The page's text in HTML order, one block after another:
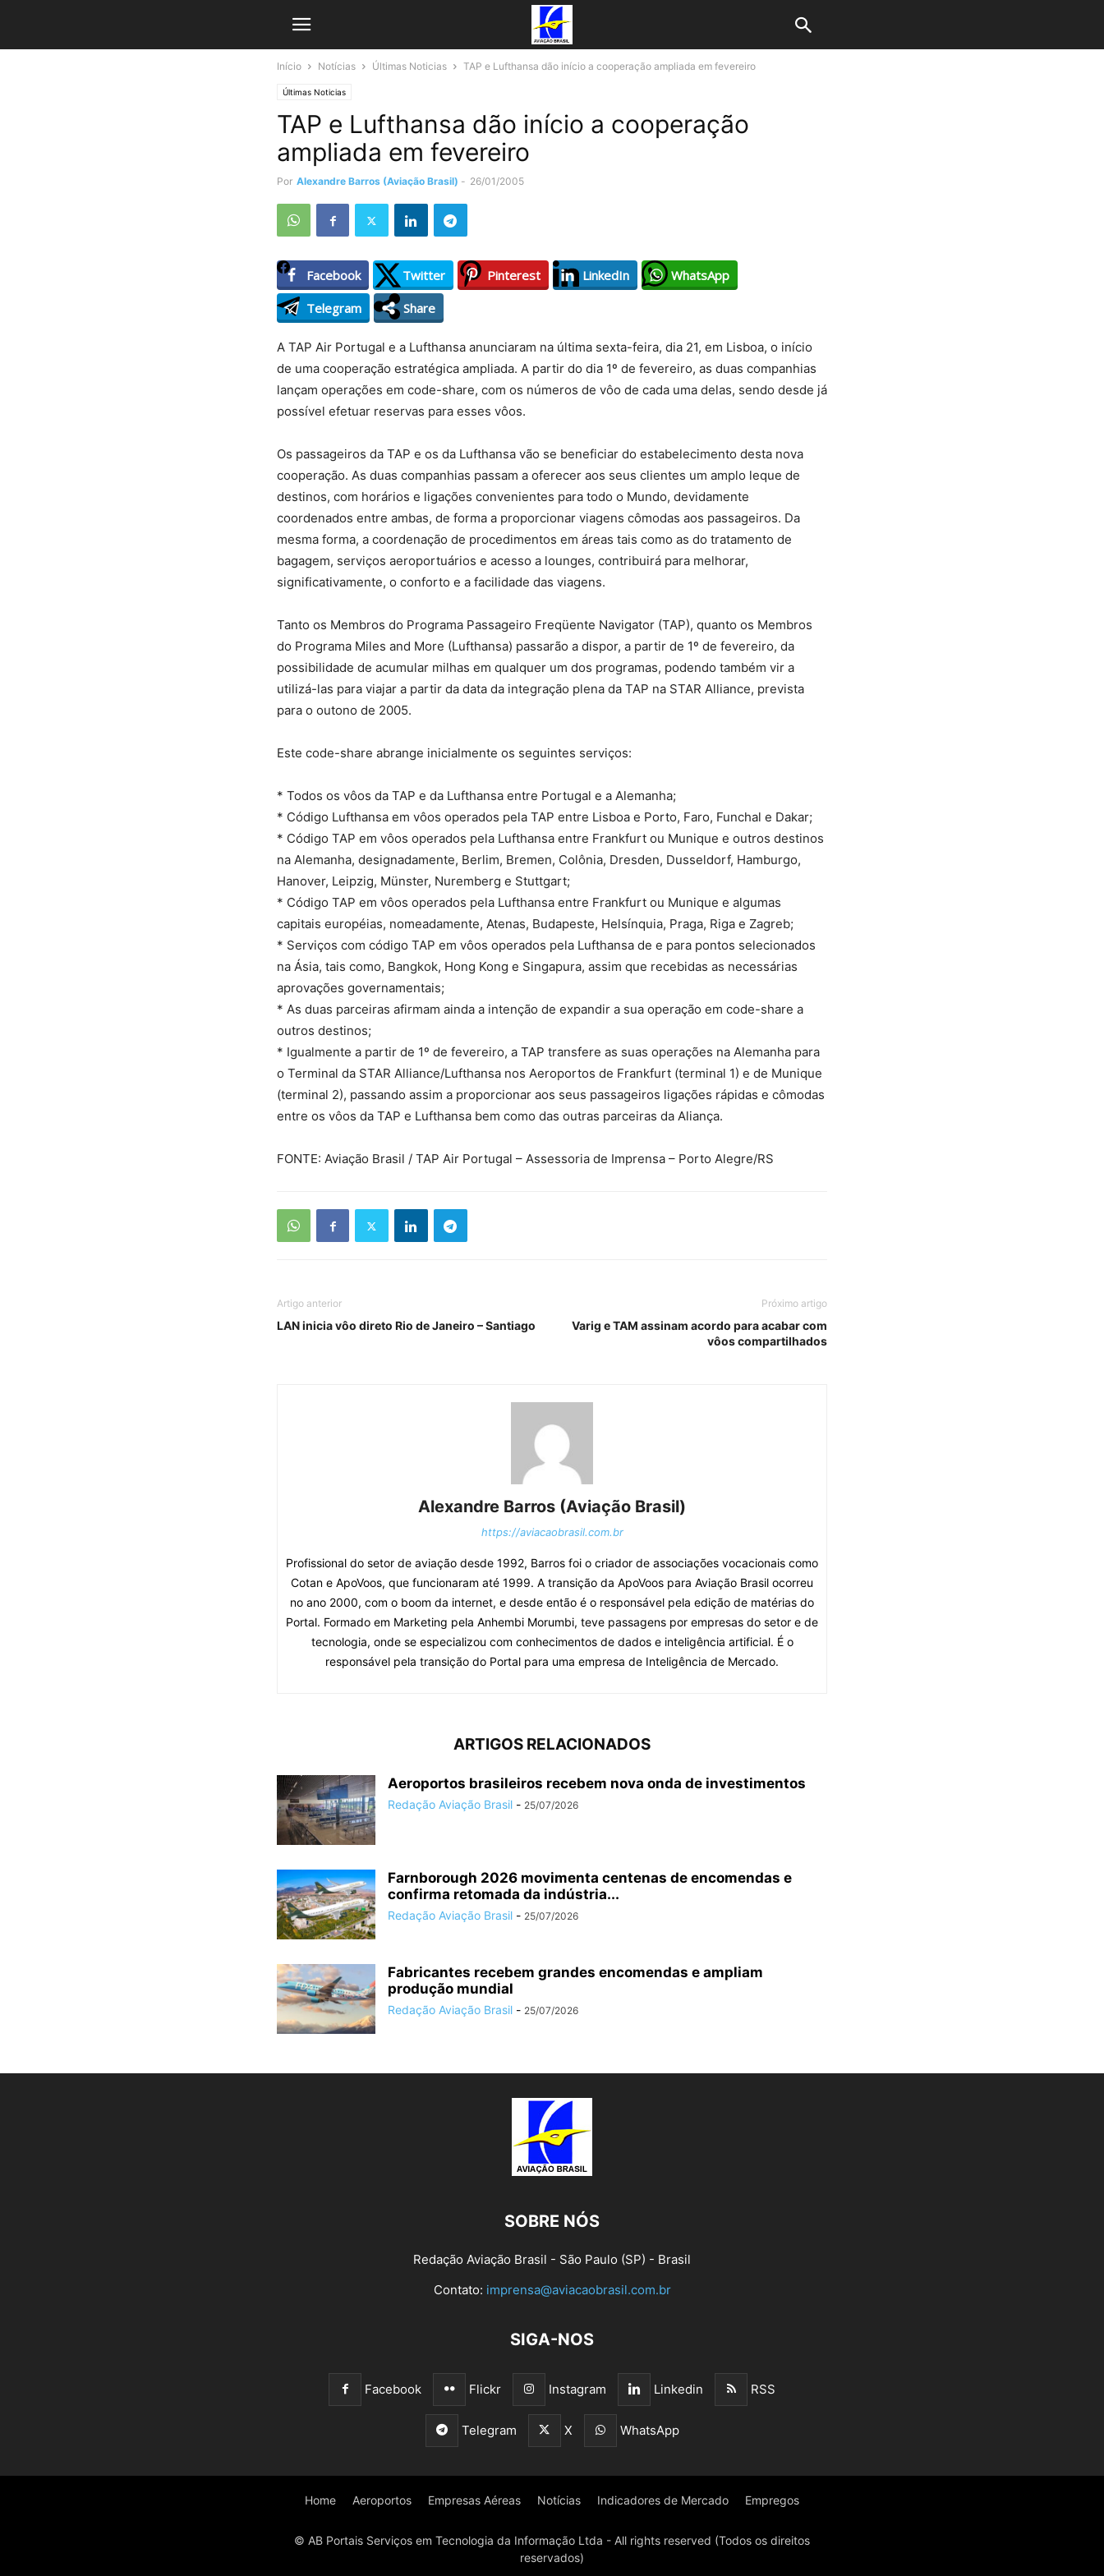
Início Notícias Últimas Noticias TAP e Lufthansa dão início a cooperação ampliada em fevereiro
Últimas Noticias
TAP e Lufthansa dão início a cooperação
ampliada em fevereiro
Por Alexandre Barros (Aviação Brasil) - 26/01/2005
Facebook Twitter Pinterest LinkedIn
WhatsApp
Telegram
Share
A TAP Air Portugal e a Lufthansa anunciaram na última sexta-feira, dia 21, em Lisboa, o início
de uma cooperação estratégica ampliada. A partir do dia 1º de fevereiro, as duas companhias
lançam operações em code-share, com os números de vôo de cada uma delas, sendo desde já
possível efetuar reservas para esses vôos.
Os passageiros da TAP e os da Lufthansa vão se beneficiar do estabelecimento desta nova
cooperação. As duas companhias passam a oferecer aos seus clientes um amplo leque de
destinos, com horários e ligações convenientes para todo o Mundo, devidamente
coordenados entre ambas, de forma a proporcionar viagens cômodas aos passageiros. Da
mesma forma, a coordenação de procedimentos em áreas tais como as do tratamento de
bagagem, serviços aeroportuários e acesso a lounges, contribuirá para melhorar,
significativamente, o conforto e a facilidade das viagens.
Tanto os Membros do Programa Passageiro Freqüente Navigator (TAP), quanto os Membros
do Programa Miles and More (Lufthansa) passarão a dispor, a partir de 1º de fevereiro, da
possibilidade de acumular milhas em qualquer um dos programas, podendo também vir a
utilizá-las para viajar a partir da data da integração plena da TAP na STAR Alliance, prevista
para o outono de 2005.
Este code-share abrange inicialmente os seguintes serviços:
* Todos os vôos da TAP e da Lufthansa entre Portugal e a Alemanha;
* Código Lufthansa em vôos operados pela TAP entre Lisboa e Porto, Faro, Funchal e Dakar;
* Código TAP em vôos operados pela Lufthansa entre Frankfurt ou Munique e outros destinos
na Alemanha, designadamente, Berlim, Bremen, Colônia, Dresden, Dusseldorf, Hamburgo,
Hanover, Leipzig, Münster, Nuremberg e Stuttgart;
* Código TAP em vôos operados pela Lufthansa entre Frankfurt ou Munique e algumas
capitais européias, nomeadamente, Atenas, Budapeste, Helsínquia, Praga, Riga e Zagreb;
* Serviços com código TAP em vôos operados pela Lufthansa de e para pontos selecionados
na Ásia, tais como, Bangkok, Hong Kong e Singapura, assim que recebidas as necessárias
aprovações governamentais;
* As duas parceiras afirmam ainda a intenção de expandir a sua operação em code-share a
outros destinos;
* Igualmente a partir de 1º de fevereiro, a TAP transfere as suas operações na Alemanha para
o Terminal da STAR Alliance/Lufthansa nos Aeroportos de Frankfurt (terminal 1) e de Munique
(terminal 2), passando assim a proporcionar aos seus passageiros ligações rápidas e cômodas
entre os vôos da TAP e Lufthansa bem como das outras parceiras da Aliança.
FONTE: Aviação Brasil / TAP Air Portugal – Assessoria de Imprensa – Porto Alegre/RS
Artigo anterior
LAN inicia vôo direto Rio de Janeiro – Santiago
Próximo artigo
Varig e TAM assinam acordo para acabar com
vôos compartilhados
Alexandre Barros (Aviação Brasil)
https://aviacaobrasil.com.br
Profissional do setor de aviação desde 1992, Barros foi o criador de associações vocacionais como
Cotan e ApoVoos, que funcionaram até 1999. A transição da ApoVoos para Aviação Brasil ocorreu
no ano 2000, com o boom da internet, e desde então é o responsável pela edição de matérias do
Portal. Formado em Marketing pela Anhembi Morumbi, teve passagens por empresas do setor e de
tecnologia, onde se especializou com conhecimentos de dados e inteligência artificial. É o
responsável pela transição do Portal para uma empresa de Inteligência de Mercado.
ARTIGOS RELACIONADOS
Aeroportos brasileiros recebem nova onda de investimentos
Redação Aviação Brasil - 25/07/2026
Farnborough 2026 movimenta centenas de encomendas e
confirma retomada da indústria...
Redação Aviação Brasil - 25/07/2026
Fabricantes recebem grandes encomendas e ampliam
produção mundial
Redação Aviação Brasil - 25/07/2026
SOBRE NÓS
Redação Aviação Brasil - São Paulo (SP) - Brasil
Contato: imprensa@aviacaobrasil.com.br
SIGA-NOS
Facebook Flickr Instagram Linkedin RSS
Telegram X WhatsApp
Home Aeroportos Empresas Aéreas Notícias Indicadores de Mercado Empregos
© AB Portais Serviços em Tecnologia da Informação Ltda - All rights reserved (Todos os direitos
reservados)